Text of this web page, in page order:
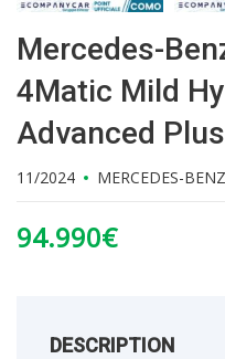
Mercedes-
4Matic Mild
Advanced Plus
11/2024 MERCEDES-BENZ
94.990€
DESCRIPTION